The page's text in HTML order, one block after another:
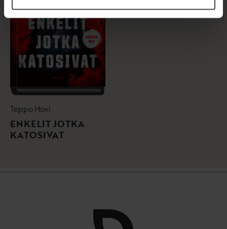
Teppo Hovi
ENKELIT JOTKA
KATOSIVAT